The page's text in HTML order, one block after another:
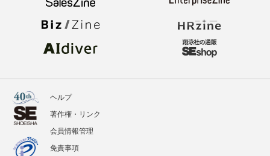
ヘルプ
著作権・リンク
会員情報管理
免責事項